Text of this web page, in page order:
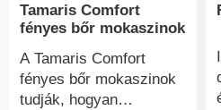
Tamaris Comfort
fényes bőr mokaszinok
A Tamaris Comfort
fényes bőr mokaszinok
tudják, hogyan